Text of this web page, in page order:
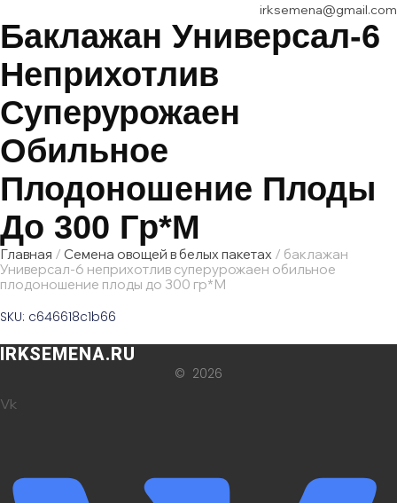
irksemena@gmail.com
Баклажан Универсал-6
Неприхотлив
Суперурожаен
Обильное
Плодоношение Плоды
До 300 Гр*М
Главная / Семена овощей в белых пакетах / баклажан
Универсал-6 неприхотлив суперурожаен обильное
плодоношение плоды до 300 гр*М
SKU: c646618c1b66
IRKSEMENA.RU
© 2026
Vk